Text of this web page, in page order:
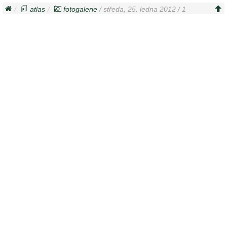
atlas fotogalerie / středa, 25. ledna 2012 / 1